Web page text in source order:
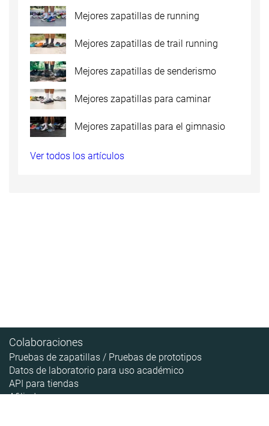
Mejores zapatillas de running
Mejores zapatillas de trail running
Mejores zapatillas de senderismo
Mejores zapatillas para caminar
Mejores zapatillas para el gimnasio
Ver todos los artículos
Colaboraciones
Pruebas de zapatillas / Pruebas de prototipos
Datos de laboratorio para uso académico
API para tiendas
Afiliados